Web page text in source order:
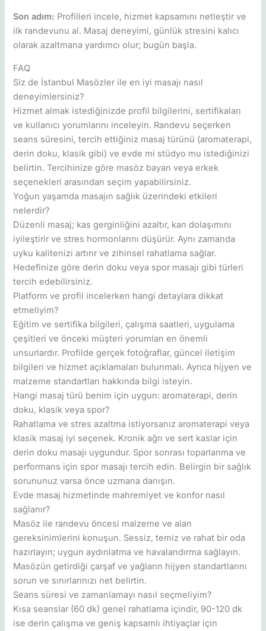
Son adım: Profilleri incele, hizmet kapsamını netleştir ve
ilk randevunu al. Masaj deneyimi, günlük stresini kalıcı
olarak azaltmana yardımcı olur; bugün başla.
FAQ
Siz de İstanbul Masözler ile en iyi masajı nasıl
deneyimlersiniz?
Hizmet almak istediğinizde profil bilgilerini, sertifikaları
ve kullanıcı yorumlarını inceleyin. Randevu seçerken
seans süresini, tercih ettiğiniz masaj türünü (aromaterapi,
derin doku, klasik gibi) ve evde mi stüdyo mu istediğinizi
belirtin. Tercihinize göre masöz bayan veya erkek
seçenekleri arasından seçim yapabilirsiniz.
Yoğun yaşamda masajın sağlık üzerindeki etkileri
nelerdir?
Düzenli masaj; kas gerginliğini azaltır, kan dolaşımını
iyileştirir ve stres hormonlarını düşürür. Aynı zamanda
uyku kalitenizi artırır ve zihinsel rahatlama sağlar.
Hedefinize göre derin doku veya spor masajı gibi türleri
tercih edebilirsiniz.
Platform ve profil incelerken hangi detaylara dikkat
etmeliyim?
Eğitim ve sertifika bilgileri, çalışma saatleri, uygulama
çeşitleri ve önceki müşteri yorumları en önemli
unsurlardır. Profilde gerçek fotoğraflar, güncel iletişim
bilgileri ve hizmet açıklamaları bulunmalı. Ayrıca hijyen ve
malzeme standartları hakkında bilgi isteyin.
Hangi masaj türü benim için uygun: aromaterapi, derin
doku, klasik veya spor?
Rahatlama ve stres azaltma istiyorsanız aromaterapi veya
klasik masaj iyi seçenek. Kronik ağrı ve sert kaslar için
derin doku masajı uygundur. Spor sonrası toparlanma ve
performans için spor masajı tercih edin. Belirgin bir sağlık
sorununuz varsa önce uzmana danışın.
Evde masaj hizmetinde mahremiyet ve konfor nasıl
sağlanır?
Masöz ile randevu öncesi malzeme ve alan
gereksinimlerini konuşun. Sessiz, temiz ve rahat bir oda
hazırlayın; uygun aydınlatma ve havalandırma sağlayın.
Masözün getirdiği çarşaf ve yağların hijyen standartlarını
sorun ve sınırlarınızı net belirtin.
Seans süresi ve zamanlamayı nasıl seçmeliyim?
Kısa seanslar (60 dk) genel rahatlama içindir, 90-120 dk
ise derin çalışma ve geniş kapsamlı ihtiyaçlar için